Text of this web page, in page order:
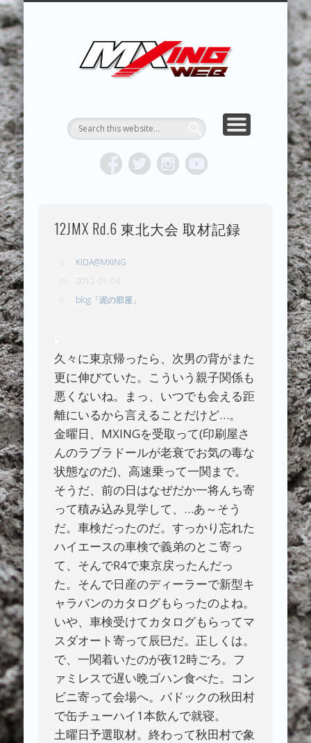
トク
HOME
TOPICS
ABOUT MX
RESULTS
REPORT
MXING & MXING＋PLUS
HYPER MXING
CONTACT
12JMX Rd.6 東北大会 取材記録
KIDA@MXING
2012-07-04
blog「泥の部屋」
久々に東京帰ったら、次男の背がまた
更に伸びていた。こういう親子関係も
悪くないね。まっ、いつでも会える距
離にいるから言えることだけど…。
金曜日、MXINGを受取って(印刷屋さ
んのラブラドールが老衰でお気の毒な
状態なのだ)、高速乗って一関まで。
そうだ、前の日はなぜだか一将んち寄
って積み込み見学して、…あ～そう
だ。車検だったのだ。すっかり忘れた
ハイエースの車検で義弟のとこ寄っ
て、そんでR4で東京戻ったんだっ
た。そんで日産のディーラーで新型キ
ャラバンのカタログもらったのよね。
いや、車検受けてカタログもらってマ
スダオート寄って辰巳だ。正しくは。
で、一関着いたのが夜12時ごろ。フ
ァミレスで遅い晩ゴハン食べた。コン
ビニ寄って会場へ。パドックの秋田村
で缶チューハイ1本飲んで就寝。
土曜日予選取材。終わって秋田村で象